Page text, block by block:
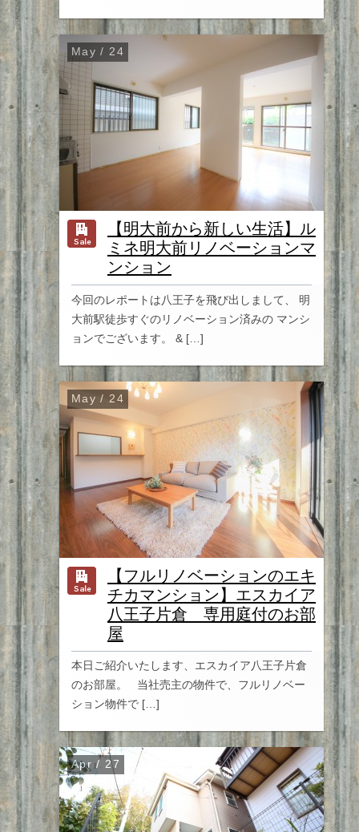
May / 24
【明大前から新しい生活】ル
ミネ明大前リノベーションマ
ンション
今回のレポートは八王子を飛び出しまして、 明
大前駅徒歩すぐのリノベーション済みの マンシ
ョンでございます。 & […]
May / 24
【フルリノベーションのエキ
チカマンション】エスカイア
八王子片倉 専用庭付のお部
屋
本日ご紹介いたします、エスカイア八王子片倉
のお部屋。 当社売主の物件で、フルリノベー
ション物件で […]
Apr / 27